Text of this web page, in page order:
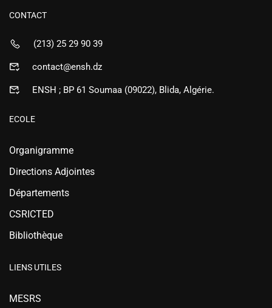
CONTACT
(213) 25 29 90 39
contact@ensh.dz
ENSH ; BP 61 Soumaa (09022), Blida, Algérie.
ECOLE
Organigramme
Directions Adjointes
Départements
CSRICTED
Bibliothèque
LIENS UTILES
MESRS